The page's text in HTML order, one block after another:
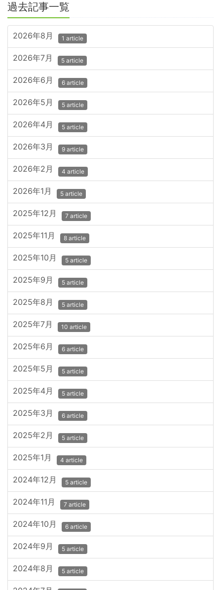
過去記事一覧
2026年8月 1 article
2026年7月 5 article
2026年6月 6 article
2026年5月 5 article
2026年4月 5 article
2026年3月 9 article
2026年2月 4 article
2026年1月 5 article
2025年12月 7 article
2025年11月 8 article
2025年10月 5 article
2025年9月 5 article
2025年8月 5 article
2025年7月 10 article
2025年6月 6 article
2025年5月 5 article
2025年4月 5 article
2025年3月 6 article
2025年2月 5 article
2025年1月 4 article
2024年12月 5 article
2024年11月 7 article
2024年10月 6 article
2024年9月 5 article
2024年8月 5 article